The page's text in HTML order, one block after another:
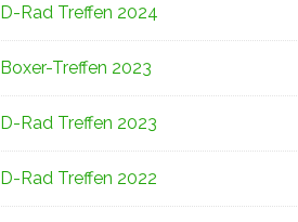
D-Rad Treffen 2024
Boxer-Treffen 2023
D-Rad Treffen 2023
D-Rad Treffen 2022